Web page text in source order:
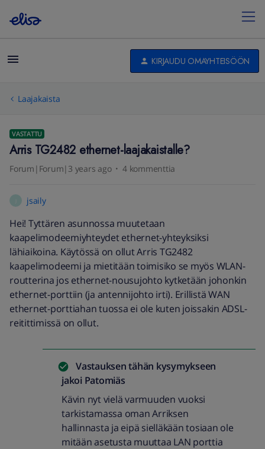
KIRJAUDU OMAYHTEISÖÖN
Laajakaista
VASTATTU
Arris TG2482 ethernet-laajakaistalle?
Forum|Forum|3 years ago 4 kommenttia
jsaily
Hei! Tyttären asunnossa muutetaan
kaapelimodeemiyhteydet ethernet-yhteyksiksi
lähiaikoina. Käytössä on ollut Arris TG2482
kaapelimodeemi ja mietitään toimisiko se myös WLAN-
routterina jos ethernet-nousujohto kytketään johonkin
ethernet-porttiin (ja antennijohto irti). Erillistä WAN
ethernet-porttiahan tuossa ei ole kuten joissakin ADSL-
reitittimissä on ollut.
Vastauksen tähän kysymykseen
jakoi Patomiäs
Kävin nyt vielä varmuuden vuoksi
tarkistamassa oman Arriksen
hallinnasta ja eipä sielläkään tosiaan ole
mitään asetusta muuttaa LAN porttia